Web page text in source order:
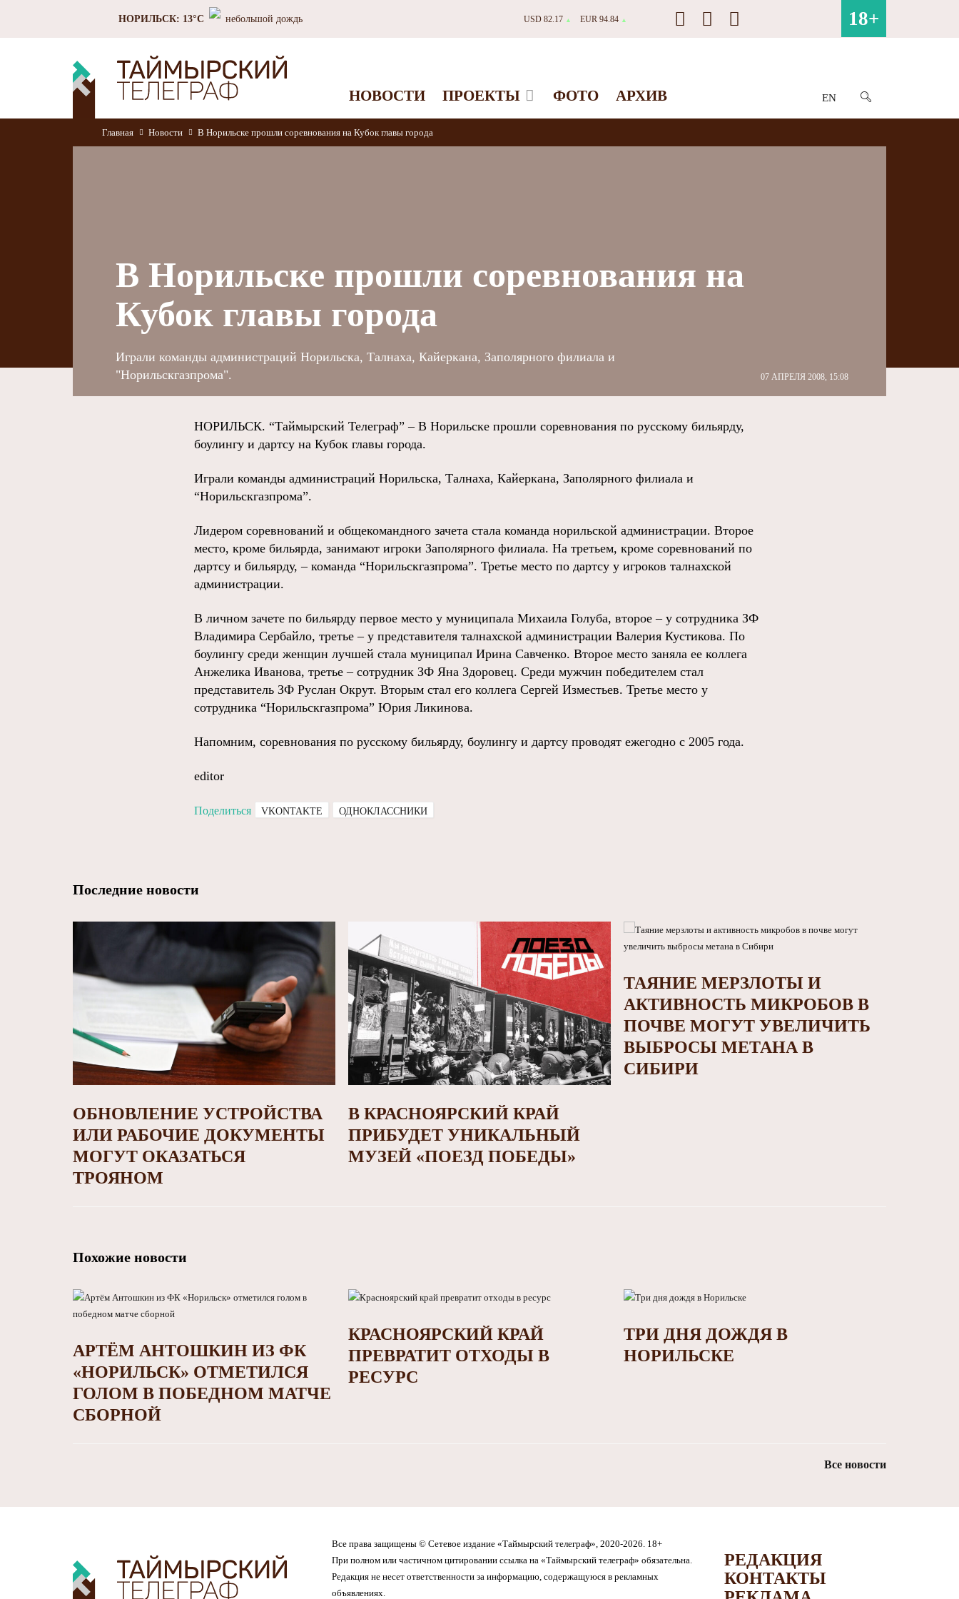
НОРИЛЬСК: 13°C небольшой дождь USD 82.17 ▲ EUR 94.84 ▲ 18+
НОВОСТИ ПРОЕКТЫ ФОТО АРХИВ EN
Главная Новости В Норильске прошли соревнования на Кубок главы города
В Норильске прошли соревнования на
Кубок главы города
07 АПРЕЛЯ 2008, 15:08
Играли команды администраций Норильска, Талнаха, Кайеркана, Заполярного филиала и
"Норильскгазпрома".
НОРИЛЬСК. “Таймырский Телеграф” – В Норильске прошли соревнования по русскому бильярду,
боулингу и дартсу на Кубок главы города.
Играли команды администраций Норильска, Талнаха, Кайеркана, Заполярного филиала и
“Норильскгазпрома”.
Лидером соревнований и общекомандного зачета стала команда норильской администрации. Второе
место, кроме бильярда, занимают игроки Заполярного филиала. На третьем, кроме соревнований по
дартсу и бильярду, – команда “Норильскгазпрома”. Третье место по дартсу у игроков талнахской
администрации.
В личном зачете по бильярду первое место у муниципала Михаила Голуба, второе – у сотрудника ЗФ
Владимира Сербайло, третье – у представителя талнахской администрации Валерия Кустикова. По
боулингу среди женщин лучшей стала муниципал Ирина Савченко. Второе место заняла ее коллега
Анжелика Иванова, третье – сотрудник ЗФ Яна Здоровец. Среди мужчин победителем стал
представитель ЗФ Руслан Окрут. Вторым стал его коллега Сергей Изместьев. Третье место у
сотрудника “Норильскгазпрома” Юрия Ликинова.
Напомним, соревнования по русскому бильярду, боулингу и дартсу проводят ежегодно с 2005 года.
editor
Поделиться VKONTAKTE ОДНОКЛАССНИКИ
Последние новости
ОБНОВЛЕНИЕ УСТРОЙСТВА
ИЛИ РАБОЧИЕ ДОКУМЕНТЫ
МОГУТ ОКАЗАТЬСЯ
ТРОЯНОМ
В КРАСНОЯРСКИЙ КРАЙ
ПРИБУДЕТ УНИКАЛЬНЫЙ
МУЗЕЙ «ПОЕЗД ПОБЕДЫ»
ТАЯНИЕ МЕРЗЛОТЫ И
АКТИВНОСТЬ МИКРОБОВ В
ПОЧВЕ МОГУТ УВЕЛИЧИТЬ
ВЫБРОСЫ МЕТАНА В
СИБИРИ
Похожие новости
АРТЁМ АНТОШКИН ИЗ ФК
«НОРИЛЬСК» ОТМЕТИЛСЯ
ГОЛОМ В ПОБЕДНОМ МАТЧЕ
СБОРНОЙ
КРАСНОЯРСКИЙ КРАЙ
ПРЕВРАТИТ ОТХОДЫ В
РЕСУРС
ТРИ ДНЯ ДОЖДЯ В
НОРИЛЬСКЕ
Все новости
Все права защищены © Сетевое издание «Таймырский телеграф», 2020-2026. 18+
При полном или частичном цитировании ссылка на «Таймырский телеграф» обязательна.
Редакция не несет ответственности за информацию, содержащуюся в рекламных
объявлениях.
РЕДАКЦИЯ
КОНТАКТЫ